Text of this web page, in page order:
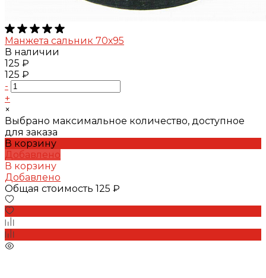
Манжета сальник 70х95
В наличии
125 ₽
125 ₽
-
+
×
Выбрано максимальное количество, доступное
для заказа
В корзину
Добавлено
В корзину
Добавлено
Общая стоимость 125 ₽